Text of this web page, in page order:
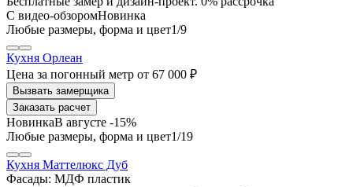
1/9
Кухня Орлеан
Цена за погонный метр от 67 000 ₽
Заказать расчет
В августе -15%
1/19
Кухня Маттелюкс Дуб
Фасады: МДФ пластик